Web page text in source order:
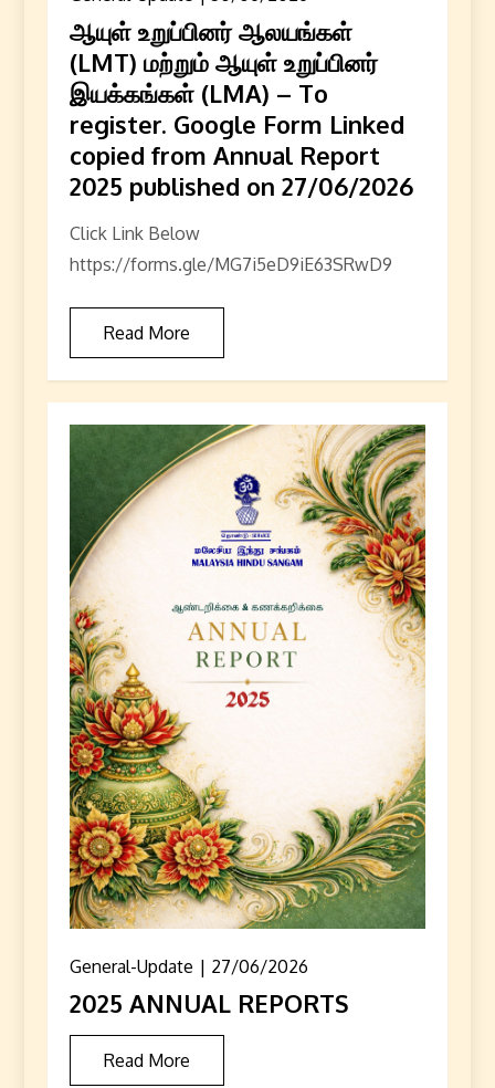
ஆயுள் உறுப்பினர் ஆலயங்கள்
(LMT) மற்றும் ஆயுள் உறுப்பினர்
இயக்கங்கள் (LMA) – To
register. Google Form Linked
copied from Annual Report
2025 published on 27/06/2026
Click Link Below
https://forms.gle/MG7i5eD9iE63SRwD9
Read More
General-Update 27/06/2026
2025 ANNUAL REPORTS
Read More